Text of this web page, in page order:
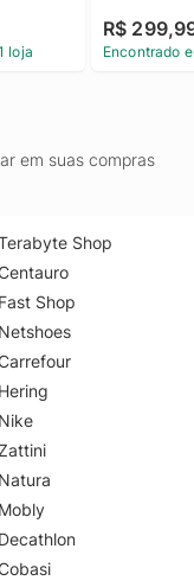
loja
R$
Encontrado
em suas compras
Shop
Shop